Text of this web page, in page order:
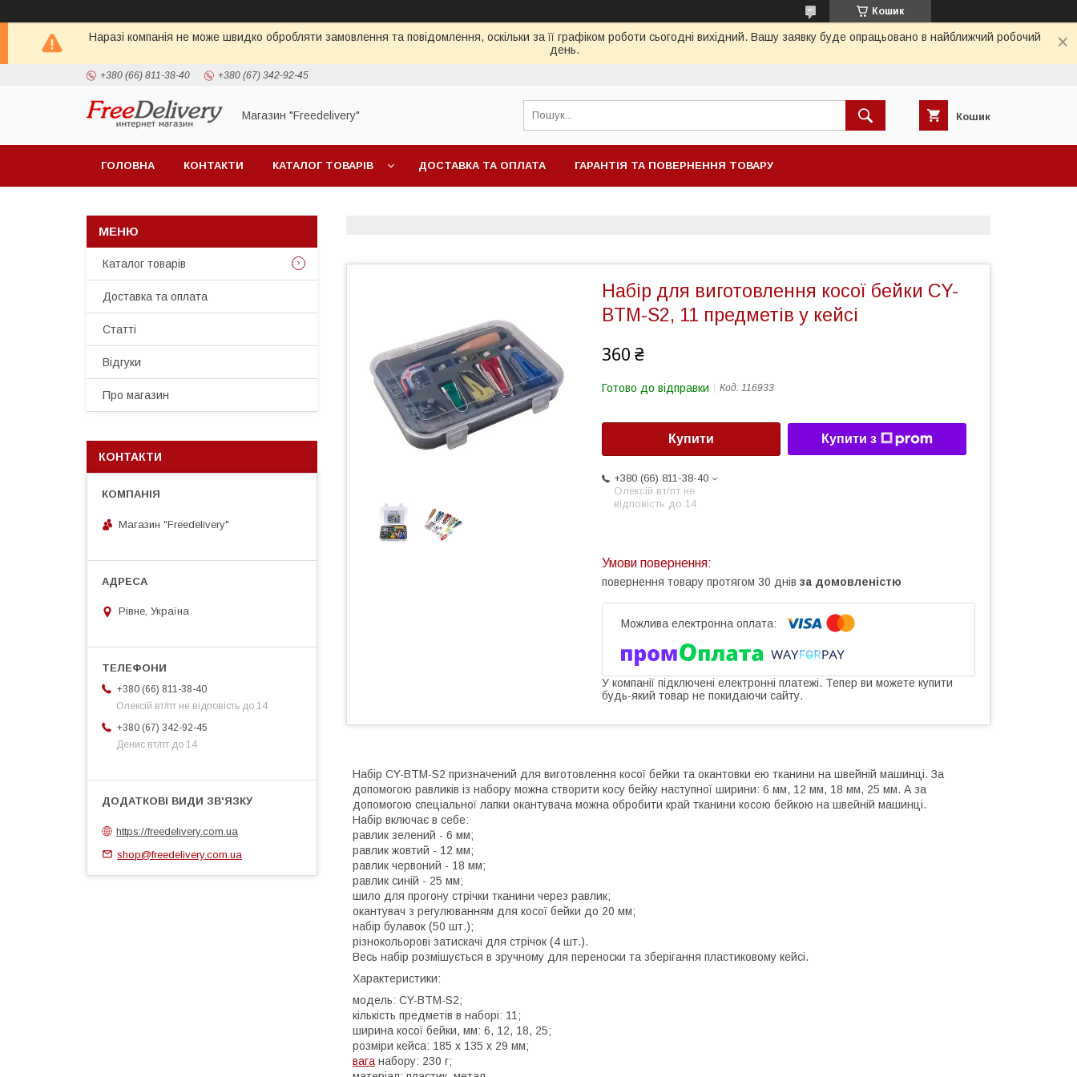
Кошик
Наразі компанія не може швидко обробляти замовлення та повідомлення, оскільки за її графіком роботи сьогодні вихідний. Вашу заявку буде опрацьовано в найближчий робочий
день.
+380 (66) 811-38-40 +380 (67) 342-92-45
Магазин "Freedelivery" Кошик
ГОЛОВНА КОНТАКТИ КАТАЛОГ ТОВАРІВ ДОСТАВКА ТА ОПЛАТА ГАРАНТІЯ ТА ПОВЕРНЕННЯ ТОВАРУ
Набір для виготовлення косої бейки CY-
BTM-S2, 11 предметів у кейсі
360 ₴
Готово до відправки Код: 116933
Купити Купити з
+380 (66) 811-38-40
Олексій вт/пт не
відповість до 14
повернення товару протягом 30 днів за домовленістю
У компанії підключені електронні платежі. Тепер ви можете купити
будь-який товар не покидаючи сайту.
Набір CY-BTM-S2 призначений для виготовлення косої бейки та окантовки ею тканини на швейній машинці. За
допомогою равликів із набору можна створити косу бейку наступної ширини: 6 мм, 12 мм, 18 мм, 25 мм. А за
допомогою спеціальної лапки окантувача можна обробити край тканини косою бейкою на швейній машинці.
Набір включає в себе:
равлик зелений - 6 мм;
равлик жовтий - 12 мм;
равлик червоний - 18 мм;
равлик синій - 25 мм;
шило для прогону стрічки тканини через равлик;
окантувач з регулюванням для косої бейки до 20 мм;
набір булавок (50 шт.);
різнокольорові затискачі для стрічок (4 шт.).
Весь набір розмішується в зручному для переноски та зберігання пластиковому кейсі.
Характеристики:
модель: CY-BTM-S2;
кількість предметів в наборі: 11;
ширина косої бейки, мм: 6, 12, 18, 25;
розміри кейса: 185 x 135 x 29 мм;
вага набору: 230 г;
Каталог товарів
Доставка та оплата
Статті
Відгуки
Про магазин
КОНТАКТИ
Магазин "Freedelivery"
Рівне, Україна
+380 (66) 811-38-40
Олексій вт/пт не відповість до 14
+380 (67) 342-92-45
Денис вт/пт до 14
https://freedelivery.com.ua
shop@freedelivery.com.ua